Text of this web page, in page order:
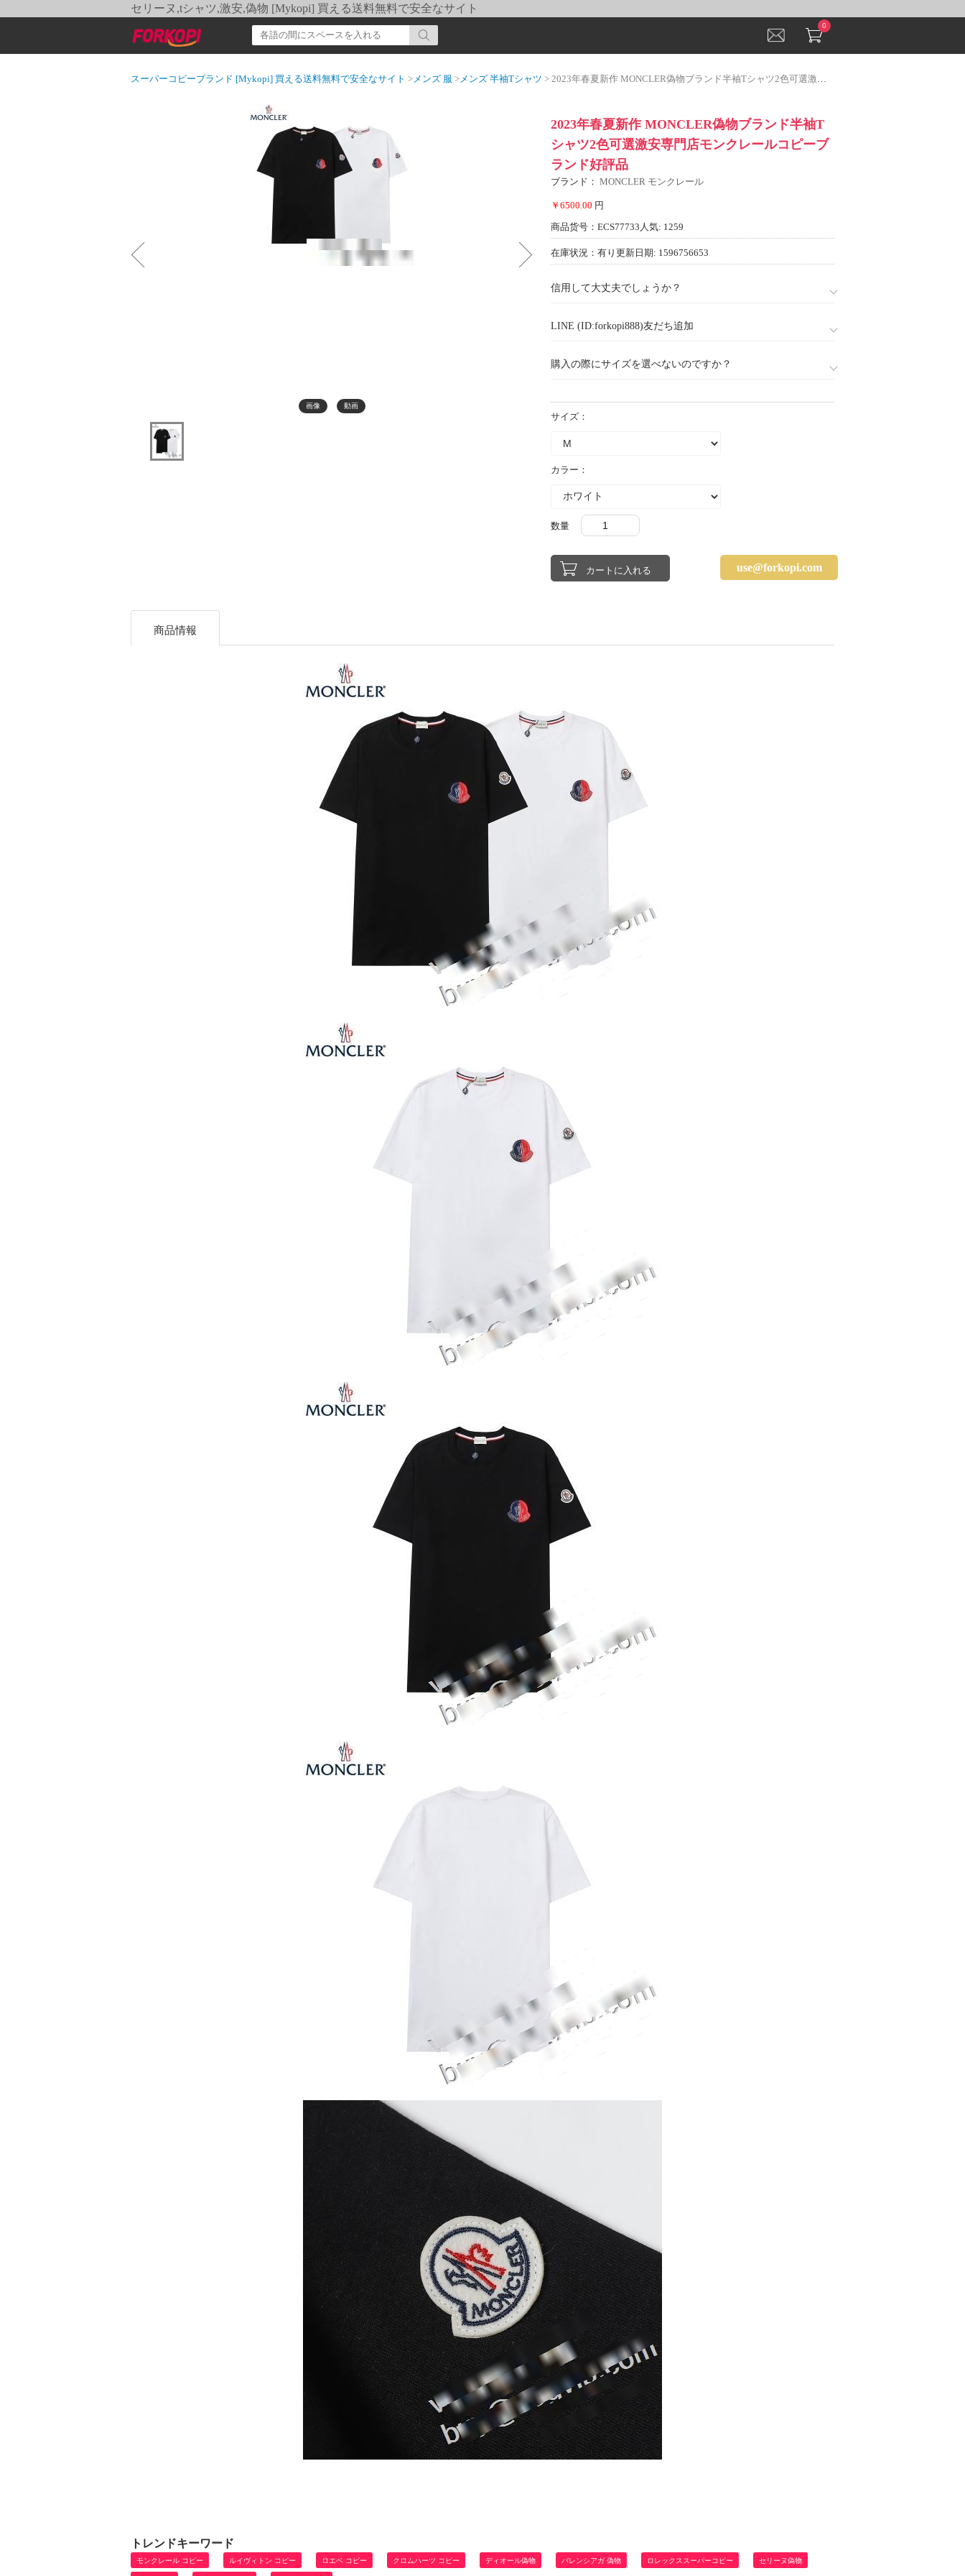
セリーヌ,tシャツ,激安,偽物 [Mykopi] 買える送料無料で安全なサイト
0
スーパーコピーブランド [Mykopi] 買える送料無料で安全なサイト >メンズ 服 >メンズ 半袖Tシャツ > 2023年春夏新作 MONCLER偽物ブランド半袖Tシャツ2色可選激安専門店モンクレールコピーブランド好評品
画像 動画
2023年春夏新作 MONCLER偽物ブランド半袖T
シャツ2色可選激安専門店モンクレールコピーブ
ランド好評品
ブランド： MONCLER モンクレール
￥6500.00 円
商品货号：ECS77733 人気: 1259
在庫状況：有り 更新日期: 1596756653
信用して大丈夫でしょうか？
LINE (ID:forkopi888)友だち追加
購入の際にサイズを選べないのですか？
サイズ：
カラー：
数量
use@forkopi.com
商品情報
トレンドキーワード
モンクレール コピー ルイヴィトン コピー ロエベ コピー クロムハーツ コピー ディオール偽物 バレンシアガ 偽物 ロレックススーパーコピー セリーヌ偽物